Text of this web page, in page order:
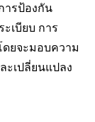
ารป้องกัน
เบียบ การ
ดยจะมอบความ
เปลี่ยนแปลง